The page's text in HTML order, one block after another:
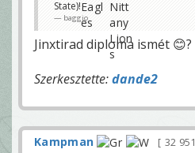
State)!
baggio
Jinxtirad diploma ismét 😊?
Szerkesztette:dande2
Kampman 32 951